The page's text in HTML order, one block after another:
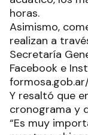
horas.
Asimismo,
realizan a
Secretaría
Facebook e
Y resaltó que
cronograma y
“Es muy